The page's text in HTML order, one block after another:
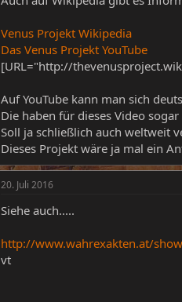
Venus Projekt Wikipedia
Das Venus Projekt YouTube
[URL="http://
Auf YouTube kann man sich
Die haben für dieses Video
Soll ja schließlich auch weltweit
Dieses Projekt wäre ja mal ein
20. Juli 2016
Siehe auch.....
http://www.wahrexakten.at/
vt